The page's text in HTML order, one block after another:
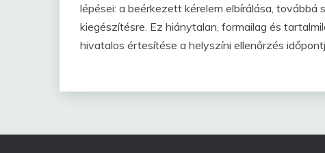
lépései: a beérkezett kérelem elbírálása,
kiegészítésre. Ez hiánytalan, formailag és
hivatalos értesítése a helyszíni ellenőrzés